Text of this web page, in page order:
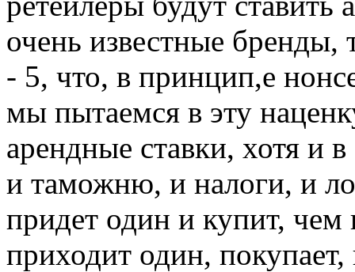
очень известные бренды,
- 5, что, в принцип,е
мы пытаемся в эту
арендные ставки, хотя и
и таможню, и налоги, и
придет один и купит, чем
приходит один,